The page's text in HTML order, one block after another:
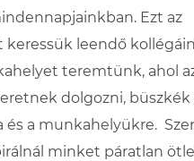
Ezt az
leendő
teremtünk, ahol
dolgozni, büszkék
és a munkahelyükre.
minket páratlan